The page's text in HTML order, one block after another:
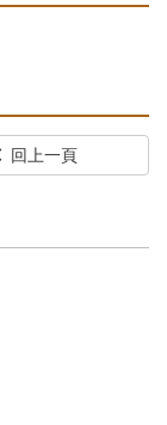
回上一頁